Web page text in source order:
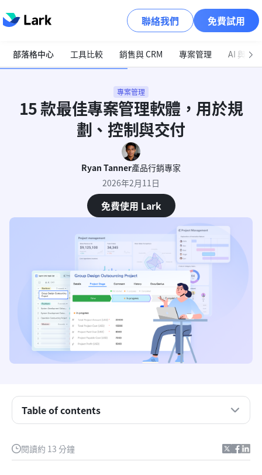
聯絡我們 免費試用
部落格中心 工具比較 銷售與 CRM 專案管理 AI 與自
專案管理
15 款最佳專案管理軟體，用於規
劃、控制與交付
Ryan Tanner產品行銷專家
2026年2月11日
免費使用 Lark
閱讀約 13 分鐘
Table of contents
概述：最佳五款專案管理軟體
專案管理軟體如何支援專案管理辦公室（PMO）